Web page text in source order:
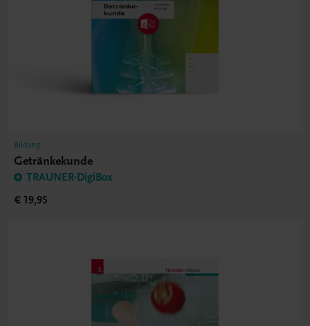
Bildung
Getränkekunde
TRAUNER-DigiBox
€ 19,95